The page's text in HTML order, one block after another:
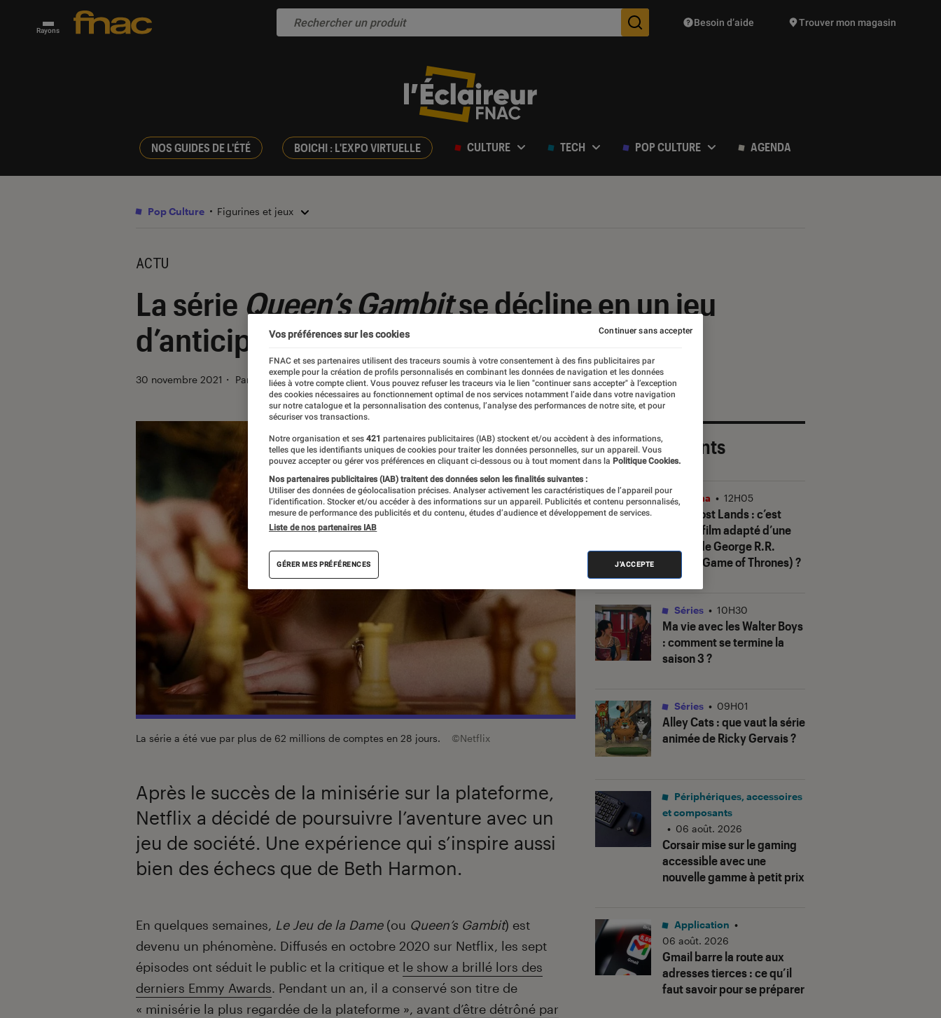
Rayons Des suggestions de produits vont vous être proposées
Besoin d’aide Trouver mon magasin
NOS GUIDES DE L'ÉTÉ BOICHI : L'EXPO VIRTUELLE CULTURE TECH POP CULTURE AGENDA
Pop Culture Figurines et jeux
ACTU
La série Queen’s Gambitse décline en un jeu
d’anticipation
30 novembre 2021 ・ Par Agathe Renac
La série a été vue par plus de 62 millions de comptes en 28 jours. ©Netflix
Après le succès de la minisérie sur la plateforme,
Netflix a décidé de poursuivre l’aventure avec un
jeu de société. Une expérience qui s’inspire aussi
bien des échecs que de Beth Harmon.
Introduction
En quelques semaines, Le Jeu de la Dame(ou Queen’s Gambit) est
devenu un phénomène. Diffusés en octobre 2020 sur Netflix, les sept
épisodes ont séduit le public et la critique et le show a brillé lors des
derniers Emmy Awards. Pendant un an, il a conservé son titre de
« minisérie la plus regardée de la plateforme », avant d’être détrôné par
Les plus récents
In the Lost Lands: c’est
quoi ce film adapté d’une
œuvre de George R.R.
Game of Thrones) ?
Cinéma • 12H05
Ma vie avec les Walter Boys
: comment se termine la
saison 3 ?
Séries • 10H30
Alley Cats: que vaut la série
animée de Ricky Gervais ?
Séries • 09H01
Corsair mise sur le gaming
accessible avec une
nouvelle gamme à petit prix
Périphériques, accessoires
et composants
• 06 août. 2026
Gmail barre la route aux
adresses tierces : ce qu’il
faut savoir pour se préparer
Application •
06 août. 2026
Vos préférences sur les cookies
FNAC et ses partenaires utilisent des traceurs soumis à votre consentement à des fins publicitaires par
exemple pour la création de profils personnalisés en combinant les données de navigation et les données
liées à votre compte client. Vous pouvez refuser les traceurs via le lien "continuer sans accepter" à l’exception
des cookies nécessaires au fonctionnement optimal de nos services notamment l’aide dans votre navigation
sur notre catalogue et la personnalisation des contenus, l’analyse des performances de notre site, et pour
sécuriser vos transactions.
Notre organisation et ses 421 partenaires publicitaires (IAB) stockent et/ou accèdent à des informations,
telles que les identifiants uniques de cookies pour traiter les données personnelles, sur un appareil. Vous
pouvez accepter ou gérer vos préférences en cliquant ci-dessous ou à tout moment dans la Politique Cookies.
Nos partenaires publicitaires (IAB) traitent des données selon les finalités suivantes :
Utiliser des données de géolocalisation précises. Analyser activement les caractéristiques de l’appareil pour
l’identification. Stocker et/ou accéder à des informations sur un appareil. Publicités et contenu personnalisés,
mesure de performance des publicités et du contenu, études d’audience et développement de services.
Liste de nos partenaires IAB
GÉRER MES PRÉFÉRENCES J'ACCEPTE
Continuer sans accepter